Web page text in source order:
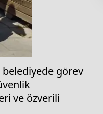
belediyede görev
ve özverili